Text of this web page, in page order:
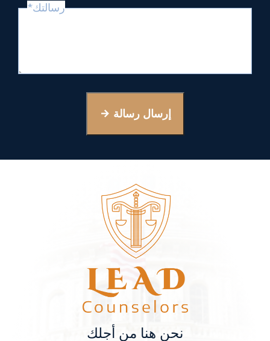
رسالتك*
إرسال رسالة
نحن هنا من أجلك